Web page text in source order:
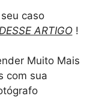
caso
ARTIGO!
Muito Mais
com sua